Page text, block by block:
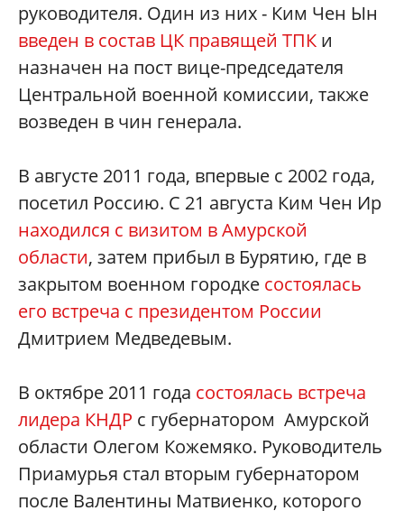
руководителя. Один из них - Ким Чен Ын
введен в состав ЦК правящей ТПК и
назначен на пост вице-председателя
Центральной военной комиссии, также
возведен в чин генерала.
В августе 2011 года, впервые с 2002 года,
посетил Россию. С 21 августа Ким Чен Ир
находился с визитом в Амурской
области, затем прибыл в Бурятию, где в
закрытом военном городке состоялась
его встреча с президентом России
Дмитрием Медведевым.
В октябре 2011 года состоялась встреча
лидера КНДР с губернатором Амурской
области Олегом Кожемяко. Руководитель
Приамурья стал вторым губернатором
после Валентины Матвиенко, которого